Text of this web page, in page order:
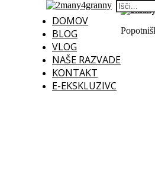
DOMOV
BLOG
VLOG
NAŠE RAZVADE
KONTAKT
E-EKSKLUZIVC